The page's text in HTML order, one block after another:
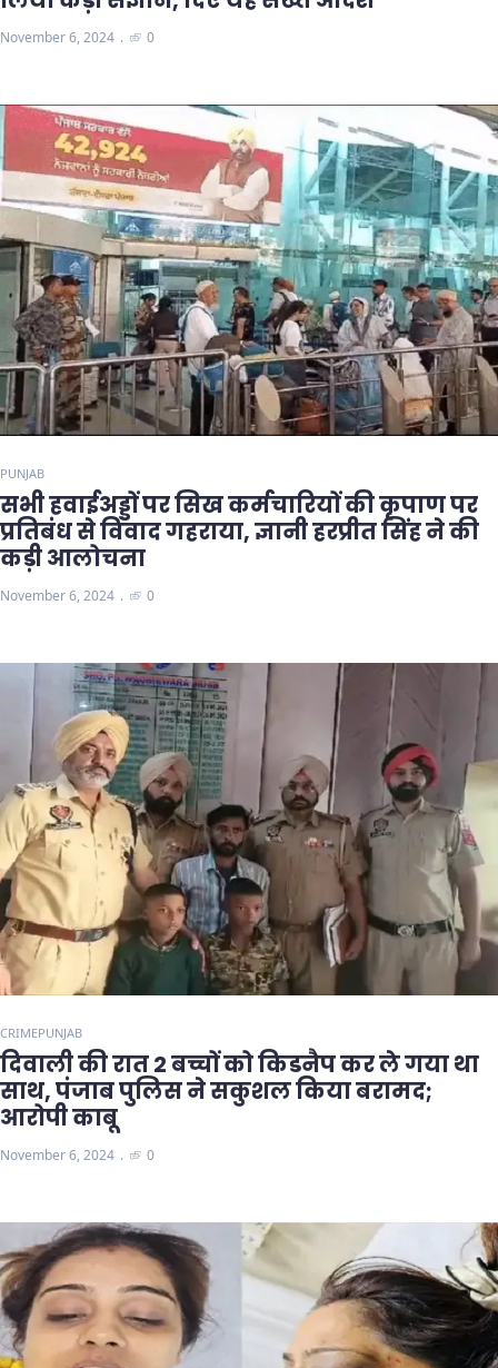
November 6, 2024 0
PUNJAB
सभी हवाईअड्डों पर सिख कर्मचारियों की कृपाण पर
प्रतिबंध से विवाद गहराया, ज्ञानी हरप्रीत सिंह ने की
कड़ी आलोचना
November 6, 2024 0
CRIMEPUNJAB
दिवाली की रात 2 बच्चों को किडनैप कर ले गया था
साथ, पंजाब पुलिस ने सकुशल किया बरामद;
आरोपी काबू
November 6, 2024 0